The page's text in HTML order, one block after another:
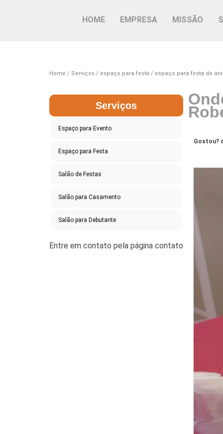
HOME EMPRESA MISSÃO
Home Serviços espaço para festa espaço para festa de
Serviços
Espaço para Evento
Espaço para Festa
Salão de Festas
Salão para Casamento
Salão para Debutante
Gostou?